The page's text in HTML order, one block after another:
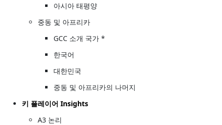
아시아 태평양
중동 및 아프리카
GCC 소개 국가 *
한국어
대한민국
중동 및 아프리카의 나머지
키 플레이어 Insights
A3 논리